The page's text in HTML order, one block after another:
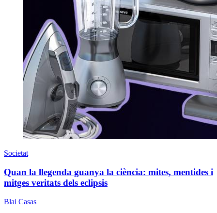
Societat
Quan la llegenda guanya la ciència: mites, mentides i
mitges veritats dels eclipsis
Blai Casas